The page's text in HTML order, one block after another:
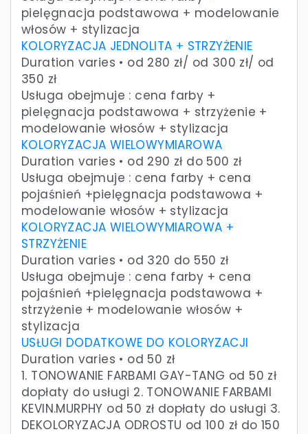
pielęgnacja podstawowa + modelowanie
włosów + stylizacja
KOLORYZACJA JEDNOLITA + STRZYŻENIE
Duration varies • od 280 zł/ od 300 zł/ od
350 zł
Usługa obejmuje : cena farby +
pielęgnacja podstawowa + strzyżenie +
modelowanie włosów + stylizacja
KOLORYZACJA WIELOWYMIAROWA
Duration varies • od 290 zł do 500 zł
Usługa obejmuje : cena farby + cena
pojaśnień +pielęgnacja podstawowa +
modelowanie włosów + stylizacja
KOLORYZACJA WIELOWYMIAROWA +
STRZYŻENIE
Duration varies • od 320 do 550 zł
Usługa obejmuje : cena farby + cena
pojaśnień +pielęgnacja podstawowa +
strzyżenie + modelowanie włosów +
stylizacja
USŁUGI DODATKOWE DO KOLORYZACJI
Duration varies • od 50 zł
1. TONOWANIE FARBAMI GAY-TANG od 50 zł
dopłaty do usługi 2. TONOWANIE FARBAMI
KEVIN.MURPHY od 50 zł dopłaty do usługi 3.
DEKOLORYZACJA ODROSTU od 100 zł do 150